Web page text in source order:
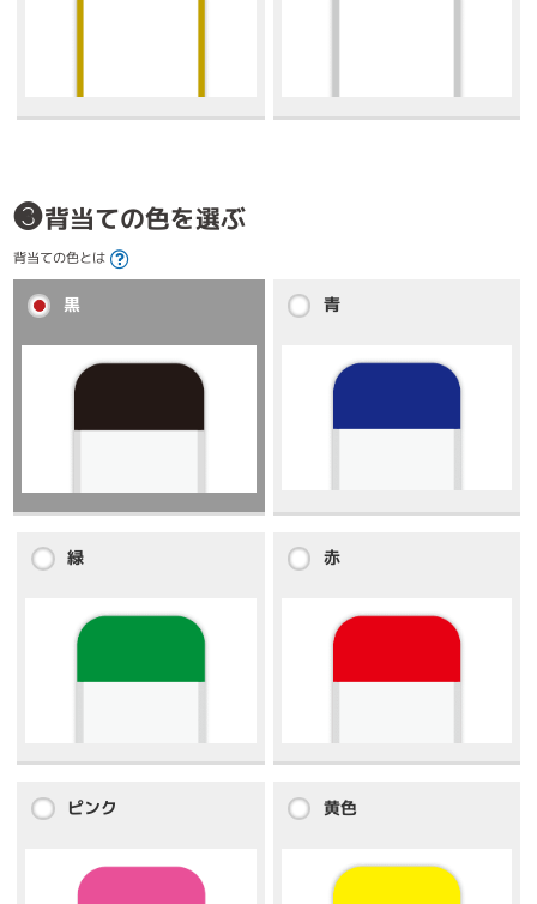
❸背当ての色を選ぶ
背当ての色とは
黒 青
緑 赤
ピンク 黄色